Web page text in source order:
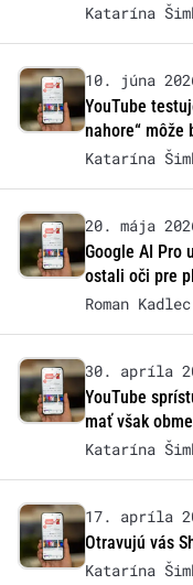
Katarína
10. júna
YouTube
nahore“ môže
Katarína
20. mája
Google AI Pro
ostali oči pre
Roman Kadlec
30. apríla
YouTube
mať však
Katarína
17. apríla
Otravujú vás
Katarína